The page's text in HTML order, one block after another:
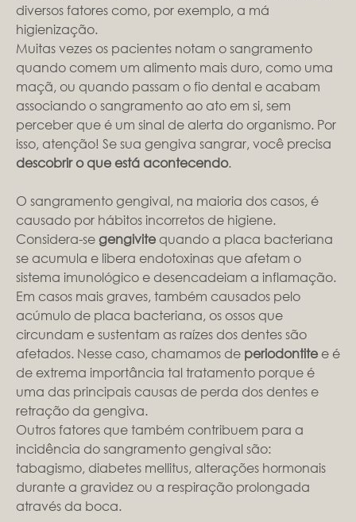
diversos fatores como, por exemplo, a má
higienização.
Muitas vezes os pacientes notam o sangramento
quando comem um alimento mais duro, como uma
maçã, ou quando passam o fio dental e acabam
associando o sangramento ao ato em si, sem
perceber que é um sinal de alerta do organismo. Por
isso, atenção! Se sua gengiva sangrar, você precisa
descobrir o que está acontecendo.
O sangramento gengival, na maioria dos casos, é
causado por hábitos incorretos de higiene.
Considera-segengivitequando a placa bacteriana
se acumula e libera endotoxinas que afetam o
sistema imunológico e desencadeiam a inflamação.
Em casos mais graves, também causados pelo
acúmulo de placa bacteriana, os ossos que
circundam e sustentam as raízes dos dentes são
afetados. Nesse caso, chamamos de periodontitee é
de extrema importância tal tratamento porque é
uma das principais causas de perda dos dentes e
retração da gengiva.
Outros fatores que também contribuem para a
incidência do sangramento gengival são:
tabagismo, diabetes mellitus, alterações hormonais
durante a gravidez ou a respiração prolongada
através da boca.